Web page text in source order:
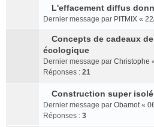
C
n
s
u
l
e
r
l
L'effacement diffus
Dernier message par PITMIX «
C
o
n
u
t
Concepts de cadeaux
écologique
Dernier message par Christophe
Réponses : 21
C
o
Construction super isolé
Dernier message par Obamot«
Réponses : 3